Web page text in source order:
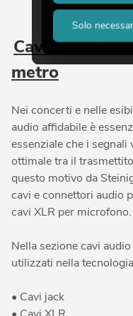
Cavi audio
metro
Nei concerti e nelle
audio affidabile è
essenziale che i
ottimale tra il
questo motivo da
cavi e connettori audio
cavi XLR per microfono.
Nella sezione cavi
utilizzati nella
• Cavi jack
Solo